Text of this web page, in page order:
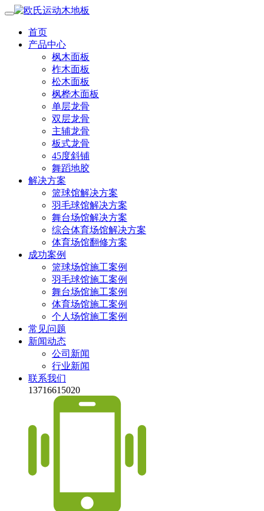
首页
产品中心
枫木面板
柞木面板
松木面板
枫桦木面板
单层龙骨
双层龙骨
主辅龙骨
板式龙骨
45度斜铺
舞蹈地胶
解决方案
篮球馆解决方案
羽毛球馆解决方案
舞台场馆解决方案
综合体育场馆解决方案
体育场馆翻修方案
成功案例
篮球场馆施工案例
羽毛球馆施工案例
舞台场馆施工案例
体育场馆施工案例
个人场馆施工案例
常见问题
新闻动态
公司新闻
行业新闻
联系我们
13716615020